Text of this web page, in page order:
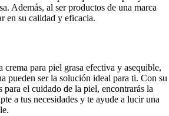
Además, al ser productos de una marca
en su calidad y eficacia.
crema para piel grasa efectiva y asequible,
pueden ser la solución ideal para ti. Con su
para el cuidado de la piel, encontrarás la
a tus necesidades y te ayude a lucir una